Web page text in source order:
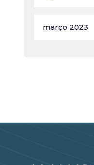
março 2023